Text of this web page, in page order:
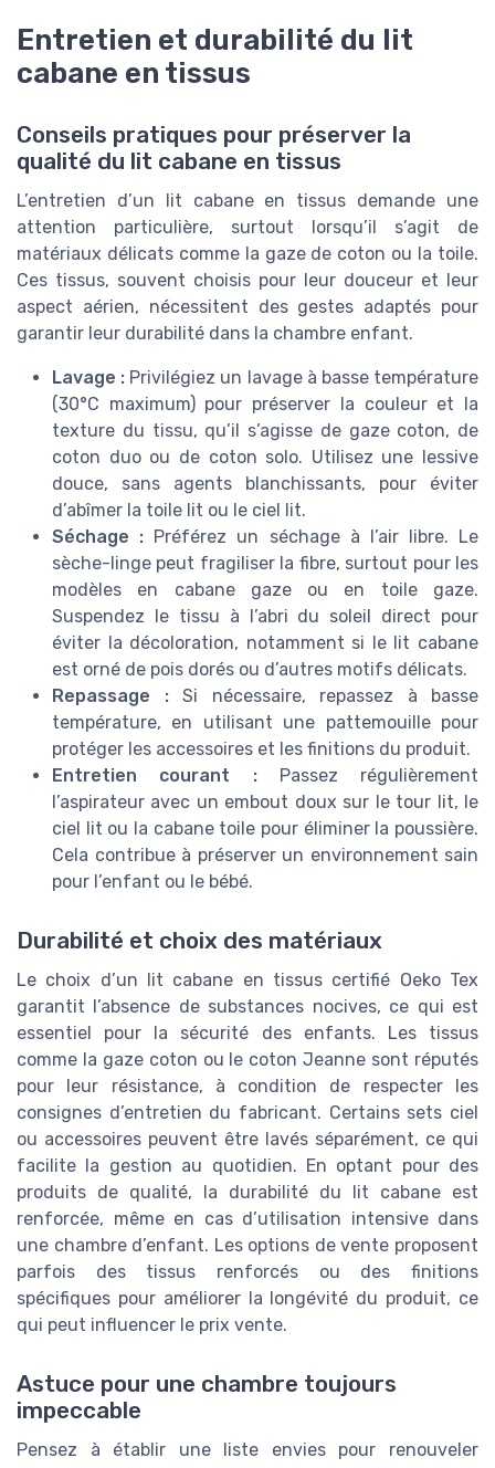
Entretien et durabilité du lit
cabane en tissus
Conseils pratiques pour préserver la
qualité du lit cabane en tissus
L’entretien d’un lit cabane en tissus demande une
attention particulière, surtout lorsqu’il s’agit de
matériaux délicats comme la gaze de coton ou la toile.
Ces tissus, souvent choisis pour leur douceur et leur
aspect aérien, nécessitent des gestes adaptés pour
garantir leur durabilité dans la chambre enfant.
Lavage : Privilégiez un lavage à basse température
(30°C maximum) pour préserver la couleur et la
texture du tissu, qu’il s’agisse de gaze coton, de
coton duo ou de coton solo. Utilisez une lessive
douce, sans agents blanchissants, pour éviter
d’abîmer la toile lit ou le ciel lit.
Séchage : Préférez un séchage à l’air libre. Le
sèche-linge peut fragiliser la fibre, surtout pour les
modèles en cabane gaze ou en toile gaze.
Suspendez le tissu à l’abri du soleil direct pour
éviter la décoloration, notamment si le lit cabane
est orné de pois dorés ou d’autres motifs délicats.
Repassage :Si nécessaire, repassez à basse
température, en utilisant une pattemouille pour
protéger les accessoires et les finitions du produit.
Entretien courant :Passez régulièrement
l’aspirateur avec un embout doux sur le tour lit, le
ciel lit ou la cabane toile pour éliminer la poussière.
Cela contribue à préserver un environnement sain
pour l’enfant ou le bébé.
Durabilité et choix des matériaux
Le choix d’un lit cabane en tissus certifié Oeko Tex
garantit l’absence de substances nocives, ce qui est
essentiel pour la sécurité des enfants. Les tissus
comme la gaze coton ou le coton Jeanne sont réputés
pour leur résistance, à condition de respecter les
consignes d’entretien du fabricant. Certains sets ciel
ou accessoires peuvent être lavés séparément, ce qui
facilite la gestion au quotidien. En optant pour des
produits de qualité, la durabilité du lit cabane est
renforcée, même en cas d’utilisation intensive dans
une chambre d’enfant. Les options de vente proposent
parfois des tissus renforcés ou des finitions
spécifiques pour améliorer la longévité du produit, ce
qui peut influencer le prix vente.
Astuce pour une chambre toujours
impeccable
Pensez à établir une liste envies pour renouveler